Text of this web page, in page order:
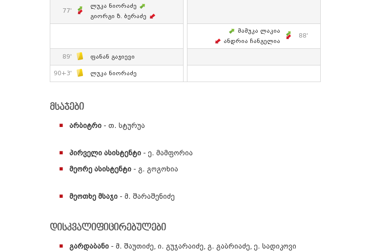
77'
Ლუკა Ნიორაძე
Გიორგი Ზ. Ბერაძე
Მამუკა Ლაკია
Ანდრია Ჩანგელია
88'
89' Ფანან Გაჯიევი
90+3' Ლუკა Ნიორაძე
მსაჯები
არბიტრი - თ. სტურუა
პირველი ასისტენტი - ე. მამფორია
მეორე ასისტენტი - გ. გოგოხია
მეოთხე მსაჯი - მ. შარაშენიძე
დისკვალიფიცირებულები
გარდაბანი - მ. შაუთიძე, ი. გუჯარაიძე, გ. გაბრიაძე, ე. სადიკოვი